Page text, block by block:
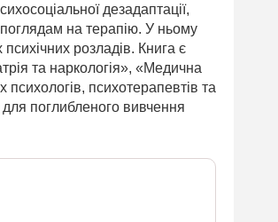
дезадаптації,
на терапію. У ньому
розладів. Книга є
та наркологія», «Медична
психологів, психотерапевтів та
поглибленого вивчення